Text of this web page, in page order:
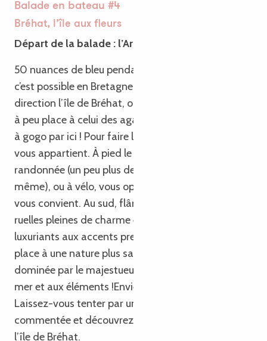
Balade en bateau #4
Bréhat, l’île aux fleurs
Départ de la balade : l’Arcouest
50 nuances de bleu pendant une balade en bateau,
c’est possible en Bretagne ! Montez à bord,
direction l’île de Bréhat, où le bleu de l’eau fait peu
à peu place à celui des agapanthes. Elles fleurissent
à gogo par ici ! Pour faire le tour de l’île, le choix
vous appartient. À pied le temps d’une petite
randonnée (un peu plus de 9 kilomètres tout de
même), ou à vélo, vous optez pour le rythme qui
vous convient. Au sud, flânez dans le bourg aux
ruelles pleines de charme et admirez les jardins
luxuriants aux accents presque exotiques. Au nord,
place à une nature plus sauvage et spectaculaire,
dominée par le majestueux phare du Paon face à la
mer et aux éléments !Envie de prolonger l’évasion ?
Laissez-vous tenter par une croisière en bateau
commentée et découvrez les secrets et l’histoire de
l’île de Bréhat.